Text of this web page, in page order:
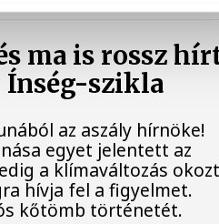
ma is rossz
Ínség-szikla
az aszály hírnöke!
egyet jelentett az
a klímaváltozás
hívja fel a figyelmet.
kőtömb történetét.